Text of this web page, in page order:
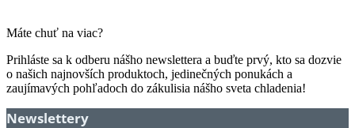
Máte chuť na viac?
Prihláste sa k odberu nášho newslettera a buďte prvý, kto sa dozvie
o našich najnovších produktoch, jedinečných ponukách a
zaujímavých pohľadoch do zákulisia nášho sveta chladenia!
Newslettery